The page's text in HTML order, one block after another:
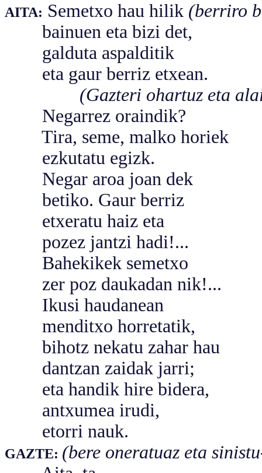
AITA: Semetxo hau hilik (berriro
bainuen eta bizi det,
galduta aspalditik
eta gaur berriz etxean.
(Gazteri ohartuz eta
Negarrez oraindik?
Tira, seme, malko horiek
ezkutatu egizk.
Negar aroa joan dek
betiko. Gaur berriz
etxeratu haiz eta
pozez jantzi hadi!...
Bahekikek semetxo
zer poz daukadan nik!...
Ikusi haudanean
menditxo horretatik,
bihotz nekatu zahar hau
dantzan zaidak jarri;
eta handik hire bidera,
antxumea irudi,
etorri nauk.
GAZTE: (bere oneratuaz eta